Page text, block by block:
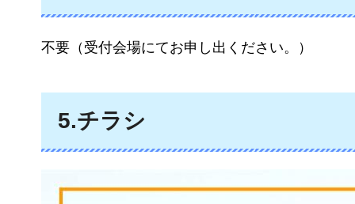
不要（受付会場にてお申し出ください。）
5.チラシ